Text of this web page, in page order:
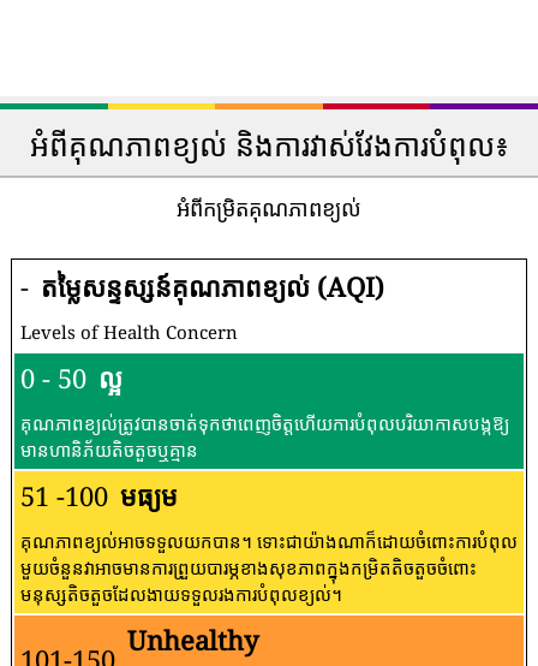
អំពីគុណភាពខ្យល់ និងការវាស់វែងការបំពុល៖
អំពីកម្រិតគុណភាពខ្យល់
- តម្លៃសន្ទស្សន៍គុណភាពខ្យល់ (AQI)
Levels of Health Concern
0 - 50 ល្អ
គុណភាពខ្យល់ត្រូវបានចាត់ទុកថាពេញចិត្តហើយការបំពុលបរិយាកាសបង្កឱ្យ
មានហានិភ័យតិចតួចឬគ្មាន
51 -100 មធ្យម
គុណភាពខ្យល់អាចទទួលយកបាន។ ទោះជាយ៉ាងណាក៏ដោយចំពោះការបំពុល
មួយចំនួនវាអាចមានការព្រួយបារម្ភខាងសុខភាពក្នុងកម្រិតតិចតួចចំពោះ
មនុស្សតិចតួចដែលងាយទទួលរងការបំពុលខ្យល់។
Unhealthy